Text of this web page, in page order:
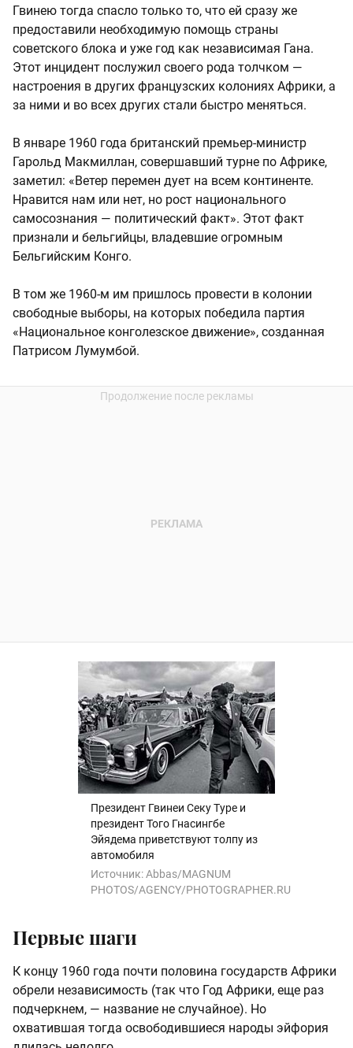
Гвинею тогда спасло только то, что ей сразу же
предоставили необходимую помощь страны
советского блока и уже год как независимая Гана.
Этот инцидент послужил своего рода толчком —
настроения в других французских колониях Африки, а
за ними и во всех других стали быстро меняться.
В январе 1960 года британский премьер-министр
Гарольд Макмиллан, совершавший турне по Африке,
заметил: «Ветер перемен дует на всем континенте.
Нравится нам или нет, но рост национального
самосознания — политический факт». Этот факт
признали и бельгийцы, владевшие огромным
Бельгийским Конго.
В том же 1960-м им пришлось провести в колонии
свободные выборы, на которых победила партия
«Национальное конголезское движение», созданная
Патрисом Лумумбой.
Президент Гвинеи Секу Туре и
президент Того Гнасингбе
Эйядема приветствуют толпу из
автомобиля
Источник:Abbas/MAGNUM
PHOTOS/AGENCY/PHOTOGRAPHER.RU
Первые шаги
К концу 1960 года почти половина государств Африки
обрели независимость (так что Год Африки, еще раз
подчеркнем, — название не случайное). Но
охватившая тогда освободившиеся народы эйфория